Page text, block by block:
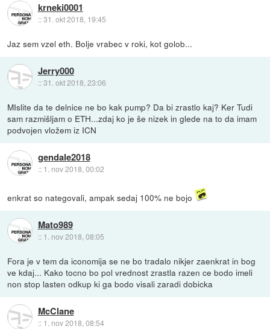
krneki0001
::31. okt 2018, 19:45
Jaz sem vzel eth. Bolje vrabec v roki, kot golob...
Jerry000
::31. okt 2018, 23:06
MIslite da te delnice ne bo kak pump? Da bi zrastlo kaj? Ker Tudi
sam razmišljam o ETH...zdaj ko je še nizek in glede na to da imam
podvojen vložem iz ICN
gendale2018
:: 1. nov 2018, 00:02
enkrat so nategovali, ampak sedaj 100% ne bojo
Mato989
:: 1. nov 2018, 08:05
Fora je v tem da iconomija se ne bo tradalo nikjer zaenkrat in bog
ve kdaj... Kako tocno bo pol vrednost zrastla razen ce bodo imeli
non stop lasten odkup ki ga bodo visali zaradi dobicka
McClane
:: 1. nov 2018, 08:54